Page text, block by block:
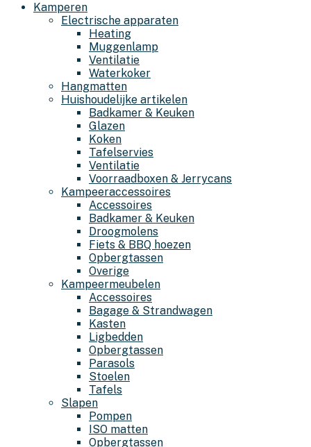
Kamperen
Electrische apparaten
Heating
Muggenlamp
Ventilatie
Waterkoker
Hangmatten
Huishoudelijke artikelen
Badkamer & Keuken
Glazen
Koken
Tafelservies
Ventilatie
Voorraadboxen & Jerrycans
Kampeeraccessoires
Accessoires
Badkamer & Keuken
Droogmolens
Fiets & BBQ hoezen
Opbergtassen
Overige
Kampeermeubelen
Accessoires
Bagage & Strandwagen
Kasten
Ligbedden
Opbergtassen
Parasols
Stoelen
Tafels
Slapen
Pompen
ISO matten
Opbergtassen